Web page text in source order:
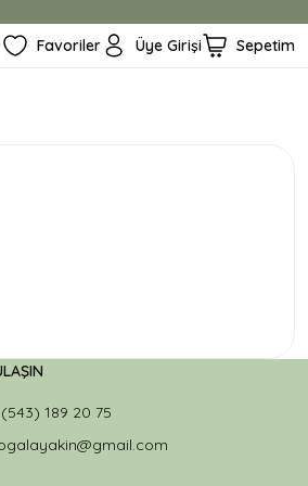
Favoriler Üye Girişi Sepetim
189 20 75